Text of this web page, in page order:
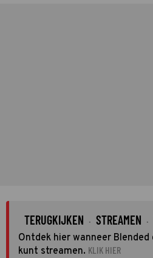
TERUGKIJKEN · STREAMEN ·
Ontdek hier wanneer
kunt streamen. KLIK HIER